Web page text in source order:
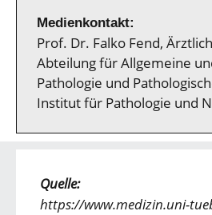
Medienkontakt:
Prof. Dr. Falko Fend,
Abteilung für Allgemeine
Pathologie und
Institut für Pathologie und
Quelle:
https://www.medizin.uni-